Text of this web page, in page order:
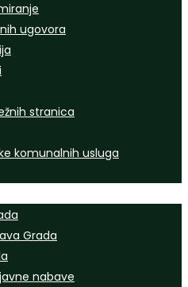
ugovora
stranica
komunalnih usluga
Grada
nabave